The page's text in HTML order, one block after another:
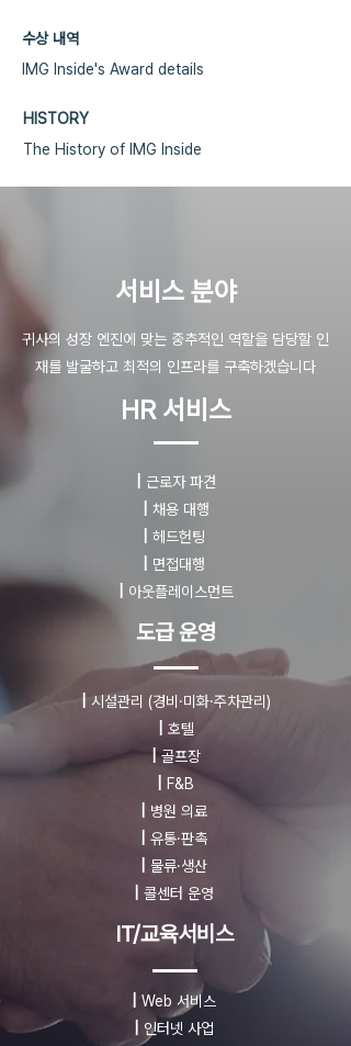
수상 내역
IMG Inside's Award details
HISTORY
The History of IMG Inside
​서비스 분야
귀사의 성장 엔진에 맞는 중추적인 역할을 담당할 인
재를 발굴하고 최적의 인프라를 구축하겠습니다
HR 서비스
근로자 파견
채용 대행
헤드헌팅
면접대행
아웃플레이스먼트
도급 운영
시설관리 (경비·미화·주차관리)
호텔
|골프장
F&B
병원 의료
유통·판촉
물류·생산
콜센터 운영
IT/교육서비스
Web 서비스
인터넷 사업